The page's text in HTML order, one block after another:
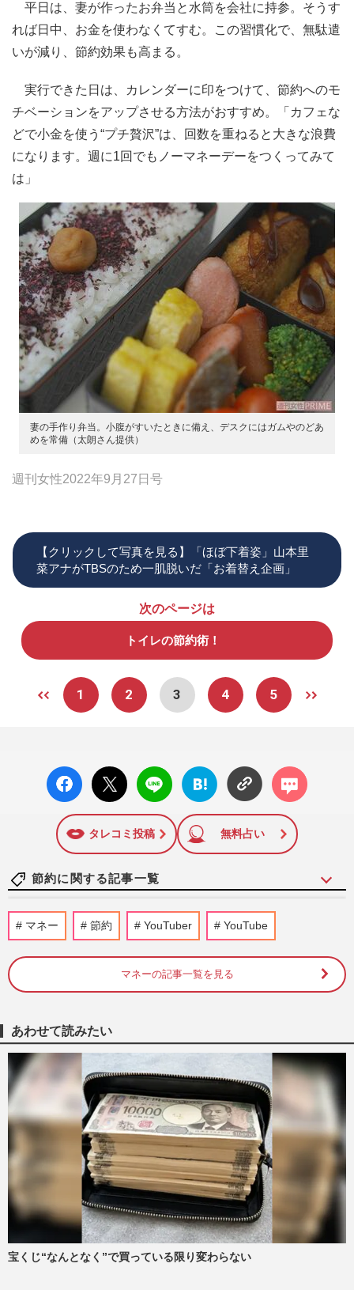
平日は、妻が作ったお弁当と水筒を会社に持参。そうす
れば日中、お金を使わなくてすむ。この習慣化で、無駄遣
いが減り、節約効果も高まる。
実行できた日は、カレンダーに印をつけて、節約へのモ
チベーションをアップさせる方法がおすすめ。「カフェな
どで小金を使う“プチ贅沢”は、回数を重ねると大きな浪費
になります。週に1回でもノーマネーデーをつくってみて
は」
妻の手作り弁当。小腹がすいたときに備え、デスクにはガムやのどあ
めを常備（太朗さん提供）
週刊女性2022年9月27日号
【クリックして写真を見る】「ほぼ下着姿」山本里
菜アナがTBSのため一肌脱いだ「お着替え企画」
次のページは
トイレの節約術！
1 2 3 4 5
facebo
ok い
X ポス
ト
LINE
はてな
ブック
に追加
コメン
ト
タレコミ投稿 無料占い
節約に関する記事一覧
《生活費が浮く優待株14選》年間20万〜
30万円おトクに! 200銘柄保有の“達人主
週刊女性2026年8月11日号 2026/8/2
費・レジャー費の「よかれと思って逆効果
も」…本当にやるべき家計防衛…
2026/7/12
猛暑・物価高を乗り切る『おばあちゃんの
知恵袋』ひと手間でお財布にもやさしい、
節約＆エコな“50の習慣”
週刊女性2026年7月7日・14日号
《当たれば驚きの“もう10缶”》ドンキの
「当たり付きツナ缶」が話題…広報が明か
す狙いと“確率”
週刊女性PRIME
マネー 節約 YouTuber YouTube
マネーの記事一覧を見る
あわせて読みたい
宝くじ“なんとなく”で買っている限り変わらない